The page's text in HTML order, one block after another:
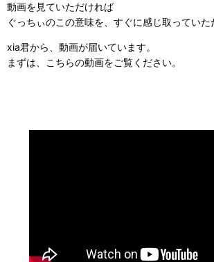
動画を見ていただければ
ぐっちぃのこの意味を、すぐに感じ取っていた
xia君から、動画が届いています。
まずは、こちらの動画をご覧ください。